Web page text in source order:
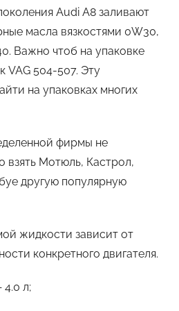
Audi A8 заливают
масла вязкостями 0W30,
Важно чтоб на упаковке
VAG 504-507. Эту
на упаковках многих
фирмы не
взять Мотюль, Кастрол,
другую популярную
жидкости зависит от
конкретного двигателя.
4.0 л;